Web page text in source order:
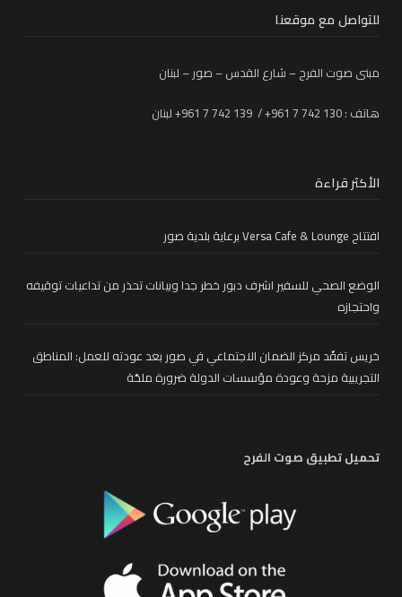
للتواصل مع موقعنا
مبنى صوت الفرح – شارع القدس – صور – لبنان
هاتف : 130 742 7 961+ / 139 742 7 961+ لبنان
الأكثر قراءة
افتتاح Versa Cafe & Lounge برعاية بلدية صور
الوضع الصحي للسفير اشرف دبور خطر جدا وبيانات تحذر من تداعيات توقيفه
واحتجازه
خريس تفقّد مركز الضمان الاجتماعي في صور بعد عودته للعمل: المناطق
التجريبية مزحة وعودة مؤسسات الدولة ضرورة ملحّة
تحميل تطبيق صوت الفرح